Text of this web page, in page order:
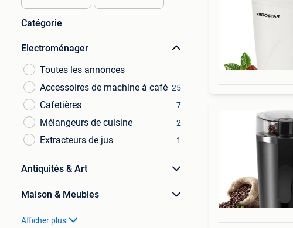
Catégorie
Electroménager
Toutes les annonces
Accessoires de machine à café 25
Cafetières 7
Mélangeurs de cuisine 2
Extracteurs de jus 1
Antiquités & Art
Maison & Meubles
Afficher plus